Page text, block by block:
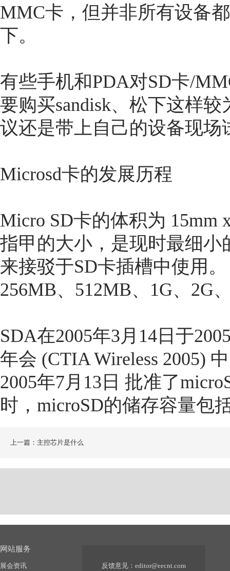
MMC卡，但并非所有设备
下。
有些手机和PDA对SD卡/
要购买sandisk、松下这样
议还是带上自己的设备现场
Microsd卡的发展历程
Micro SD卡的体积为 15mm
指甲的大小，是现时最细小
来接驳于SD卡插槽中使用
256MB、512MB、1G、2G
SDA在2005年3月14日于
年会 (CTIA Wireless 2005)
2005年7月13日 批准了
时，microSD的储存容量
上一篇：主控芯片是什么
网站服务
展会资讯 反馈意见： editor@eecnt.com